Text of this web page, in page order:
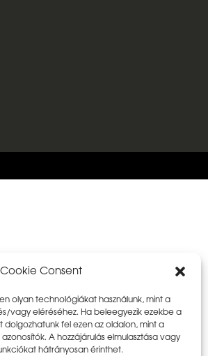
Consent
olyan technológiákat használunk, mint a
vagy eléréséhez. Ha beleegyezik ezekbe a
fel ezen az oldalon, mint a
A hozzájárulás elmulasztása vagy
hátrányosan érinthet.